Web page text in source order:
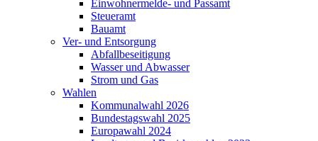
Einwohnermelde- und Passamt
Steueramt
Bauamt
Ver- und Entsorgung
Abfallbeseitigung
Wasser und Abwasser
Strom und Gas
Wahlen
Kommunalwahl 2026
Bundestagswahl 2025
Europawahl 2024